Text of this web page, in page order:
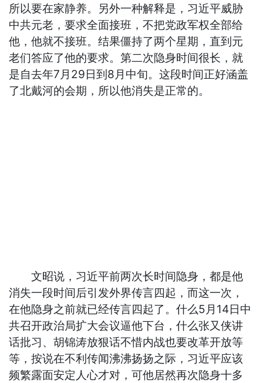
所以要在家静养。另外一种解释是，习近平威胁
中共元老，要求全面接班，不把党政军权全部给
他，他就不接班。结果僵持了两个星期，直到元
老们答应了他的要求。第二次隐身时间很长，就
是自去年7月29日到8月中旬。这段时间正好涵盖
了北戴河的会期，所以他消失是正常的。
文昭说，习近平前两次长时间隐身，都是他
消失一段时间后引发外界传言四起，而这一次，
在他隐身之前就已经传言四起了。什么5月14日中
共召开政治局扩大会议逼他下台，什么张又侠讲
话批习、胡锦涛放狠话不惜内战也要改革开放等
等，按说在不利传闻沸沸扬扬之际，习近平应该
频繁露面安定人心才对，可他居然再次隐身十多